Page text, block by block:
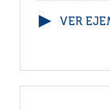
VER